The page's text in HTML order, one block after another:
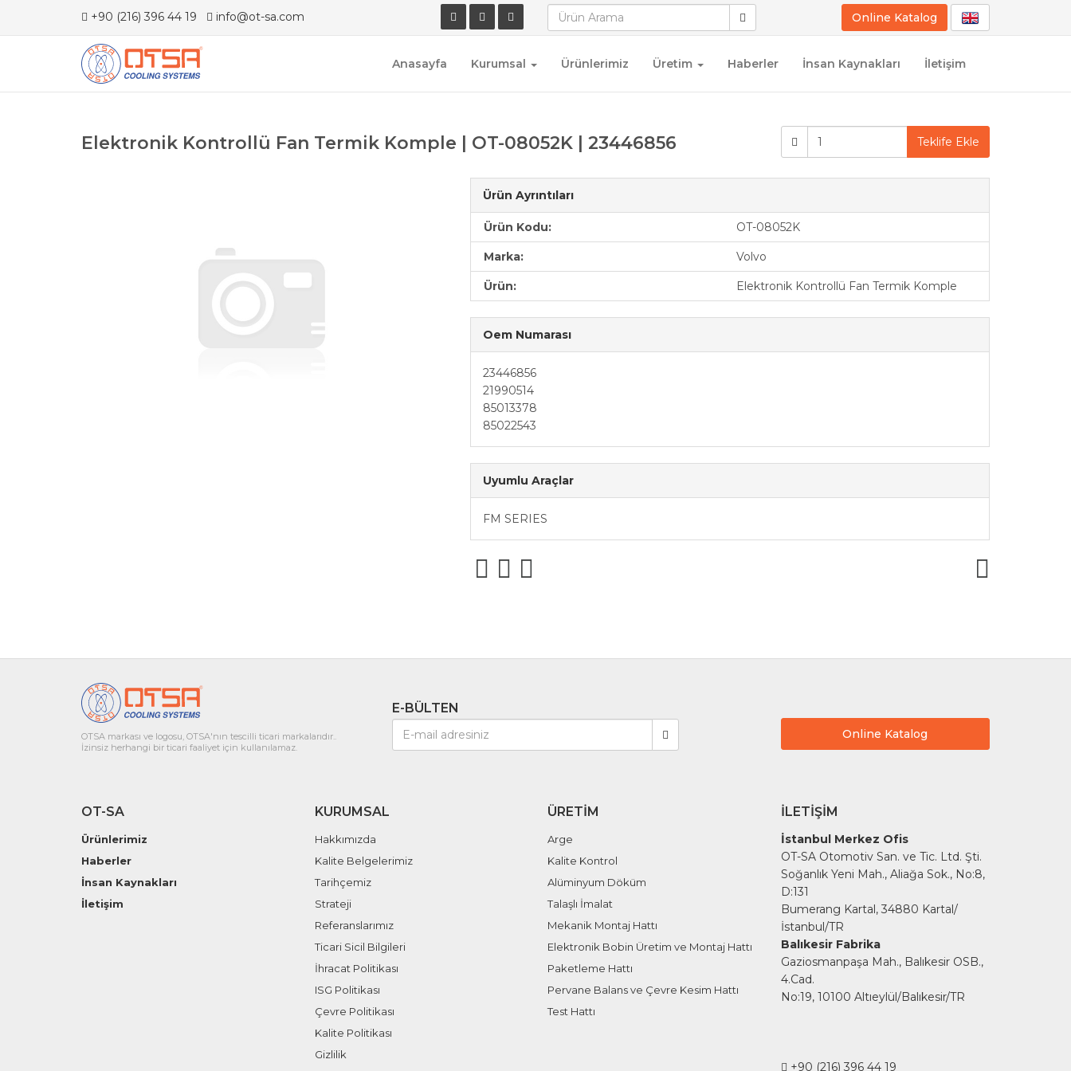
+90 (216) 396 44 19 info@ot-sa.com Online Katalog
Anasayfa Kurumsal Ürünlerimiz Üretim Haberler İnsan Kaynakları İletişim
Elektronik Kontrollü Fan Termik Komple | OT-08052K | 23446856 Teklife Ekle
Ürün Ayrıntıları
Ürün Kodu: OT-08052K
Marka: Volvo
Ürün: Elektronik Kontrollü Fan Termik Komple
Oem Numarası
23446856
21990514
85013378
85022543
Uyumlu Araçlar
FM SERIES
OTSA markası ve logosu, OTSA'nın tescilli ticari markalarıdır..
İzinsiz herhangi bir ticari faaliyet için kullanılamaz.
E-BÜLTEN
Online Katalog
OT-SA
Ürünlerimiz
Haberler
İnsan Kaynakları
İletişim
KURUMSAL
Hakkımızda
Kalite Belgelerimiz
Tarihçemiz
Strateji
Referanslarımız
Ticari Sicil Bilgileri
İhracat Politikası
ISG Politikası
Çevre Politikası
Kalite Politikası
Gizlilik
ÜRETIM
Arge
Kalite Kontrol
Alüminyum Döküm
Talaşlı İmalat
Mekanik Montaj Hattı
Elektronik Bobin Üretim ve Montaj Hattı
Paketleme Hattı
Pervane Balans ve Çevre Kesim Hattı
Test Hattı
İLETIŞIM
İstanbul Merkez Ofis
OT-SA Otomotiv San. ve Tic. Ltd. Şti.
Soğanlık Yeni Mah., Aliağa Sok., No:8,
D:131
Bumerang Kartal, 34880 Kartal/
İstanbul/TR
Balıkesir Fabrika
Gaziosmanpaşa Mah., Balıkesir OSB.,
4.Cad.
No:19, 10100 Altıeylül/Balıkesir/TR
+90 (216) 396 44 19